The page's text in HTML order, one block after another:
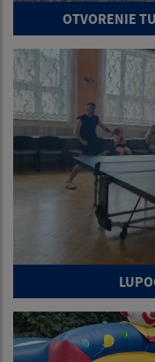
OTVORENIE